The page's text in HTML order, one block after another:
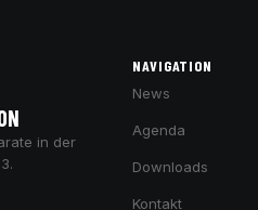
in der
NAVIGATION
News
Agenda
Downloads
Kontakt